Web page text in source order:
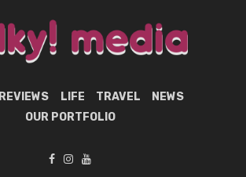
REVIEWS LIFE TRAVEL
NEWS
OUR PORTFOLIO